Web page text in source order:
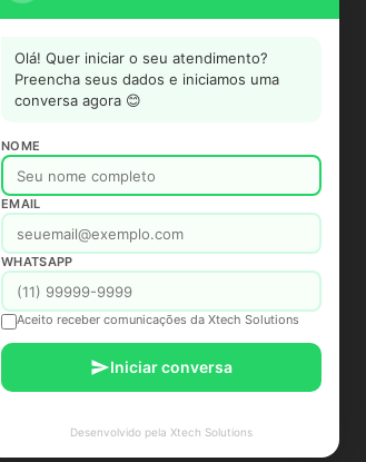
Olá! Quer iniciar o seu atendimento?
Preencha seus dados e iniciamos uma
conversa agora 😊
NOME
EMAIL
WHATSAPP
Aceito receber comunicações da Xtech Solutions
Iniciar conversa
Desenvolvido pela Xtech Solutions